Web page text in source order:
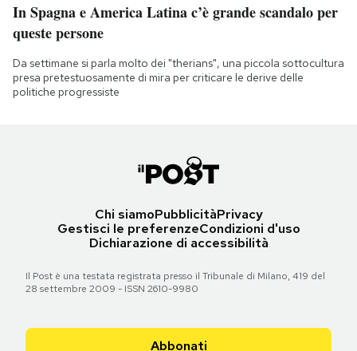
In Spagna e America Latina c’è grande scandalo per
queste persone
Da settimane si parla molto dei "therians", una piccola sottocultura
presa pretestuosamente di mira per criticare le derive delle
politiche progressiste
Chi siamoPubblicitàPrivacy
Gestisci le preferenzeCondizioni d'uso
Dichiarazione di accessibilità
Il Post è una testata registrata presso il Tribunale di Milano, 419 del
28 settembre 2009 - ISSN 2610-9980
Abbonati